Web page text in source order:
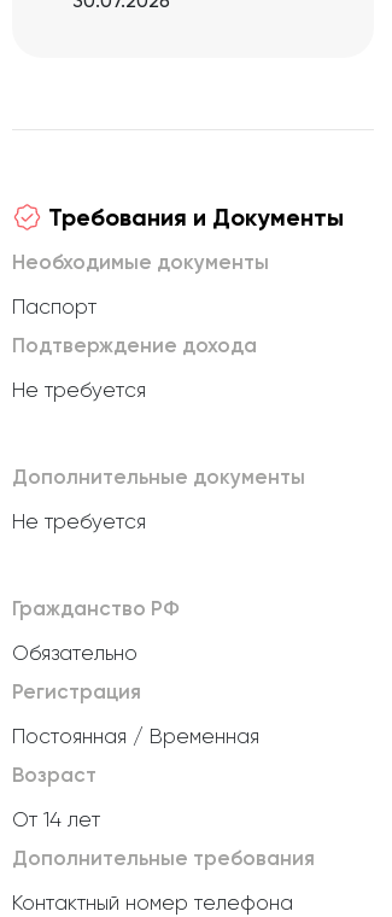
Требования и Документы
Необходимые документы
Паспорт
Подтверждение дохода
Не требуется
Дополнительные документы
Не требуется
Гражданство РФ
Обязательно
Регистрация
Постоянная / Временная
Возраст
От 14 лет
Дополнительные требования
Контактный номер телефона